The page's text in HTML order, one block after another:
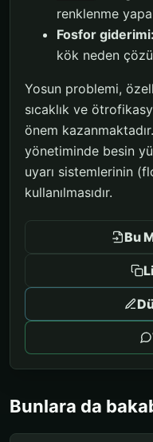
renklenme
Fosfor giderimi:
kök neden
Yosun problemi,
sıcaklık ve
önem
yönetiminde besin
uyarı sistemlerinin
kullanılmasıdır.
Bu
Bunlara da